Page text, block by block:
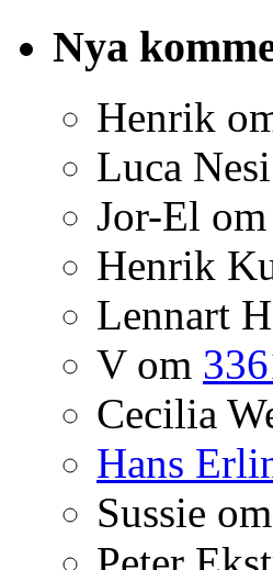
Nya
Henrik
Luca Nesi
Jor-El om
Henrik
Lennart
Vom
Cecilia
Hans
Sussie om